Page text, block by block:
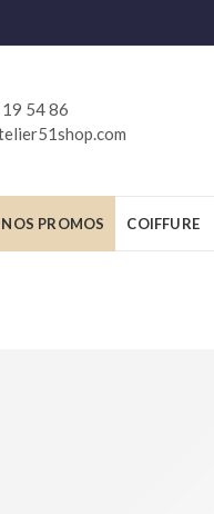
54 86
NOS PROMOS COIFFURE